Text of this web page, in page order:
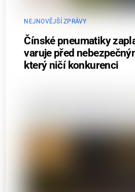
NEJNOVĚJŠÍ ZPRÁVY
Čínské pneumatiky
varuje před
který ničí konkurenci